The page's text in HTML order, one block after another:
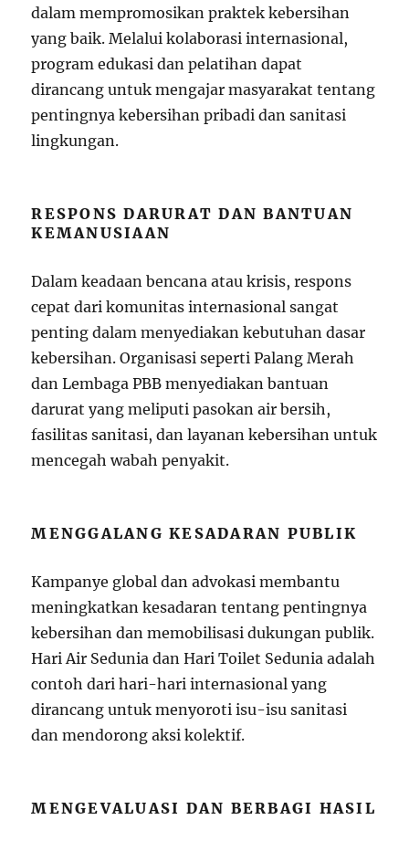
dalam mempromosikan praktek kebersihan
yang baik. Melalui kolaborasi internasional,
program edukasi dan pelatihan dapat
dirancang untuk mengajar masyarakat tentang
pentingnya kebersihan pribadi dan sanitasi
lingkungan.
RESPONS DARURAT DAN BANTUAN
KEMANUSIAAN
Dalam keadaan bencana atau krisis, respons
cepat dari komunitas internasional sangat
penting dalam menyediakan kebutuhan dasar
kebersihan. Organisasi seperti Palang Merah
dan Lembaga PBB menyediakan bantuan
darurat yang meliputi pasokan air bersih,
fasilitas sanitasi, dan layanan kebersihan untuk
mencegah wabah penyakit.
MENGGALANG KESADARAN PUBLIK
Kampanye global dan advokasi membantu
meningkatkan kesadaran tentang pentingnya
kebersihan dan memobilisasi dukungan publik.
Hari Air Sedunia dan Hari Toilet Sedunia adalah
contoh dari hari-hari internasional yang
dirancang untuk menyoroti isu-isu sanitasi
dan mendorong aksi kolektif.
MENGEVALUASI DAN BERBAGI HASIL